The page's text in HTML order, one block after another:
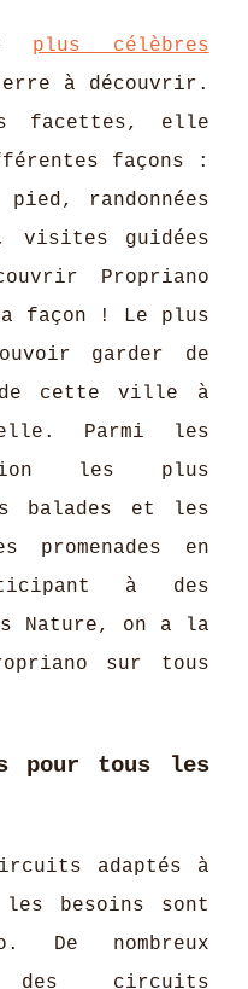
plus célèbres
à découvrir.
facettes, elle
façons :
randonnées
visites guidées
Propriano
façon ! Le plus
garder de
de cette ville à
Parmi les
les plus
balades et les
promenades en
à des
Nature, on a la
sur tous
pour tous les
adaptés à
besoins sont
De nombreux
des circuits